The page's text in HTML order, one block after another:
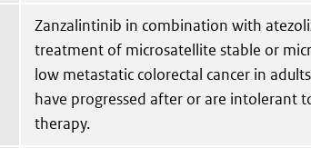
Zanzalintinib in combination with
treatment of microsatellite stable or
low metastatic colorectal cancer in
have progressed after or are intolerant
therapy.